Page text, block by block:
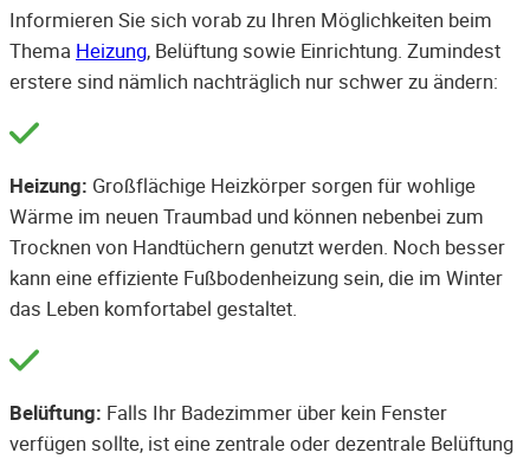
Informieren Sie sich vorab zu Ihren Möglichkeiten beim
Thema Heizung, Belüftung sowie Einrichtung. Zumindest
erstere sind nämlich nachträglich nur schwer zu ändern:
Heizung: Großflächige Heizkörper sorgen für wohlige
Wärme im neuen Traumbad und können nebenbei zum
Trocknen von Handtüchern genutzt werden. Noch besser
kann eine effiziente Fußbodenheizung sein, die im Winter
das Leben komfortabel gestaltet.
Belüftung: Falls Ihr Badezimmer über kein Fenster
verfügen sollte, ist eine zentrale oder dezentrale Belüftung